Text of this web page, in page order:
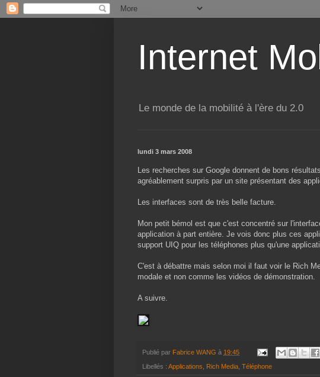
Internet
Le monde de la mobilité à l'ère du 2.0
lundi 3 mars 2008
Les recherches sur Google donnent de bons
agréablement surpris par un site présentant des
Les interfaces sont de très belle facture.
Mon petit bémol est que c'est concentré sur
application à part entière. Je vois donc plus ces
support UIQ pour les téléphones plus qu'une
C'est à débattre mais selon moi il faut voir le Rich
modale et non comme les vidéos de démonstration.
A suivre.
Publié par Fabrice WANG à 19:45
Libellés : Applications Rich Media Téléphone